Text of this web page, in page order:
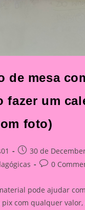
de mesa
fazer um
foto)
Post
published:
30 de
Post0
pode ajudar
com qualquer